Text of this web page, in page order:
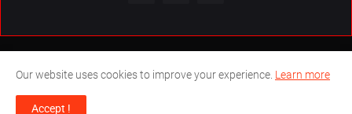
© Copyrights 2026. All Rights Reserved. Technical Support by
About Us Contact Us The Focus India Policy
Our website uses cookies to improve your experience. Learn more
Accept !